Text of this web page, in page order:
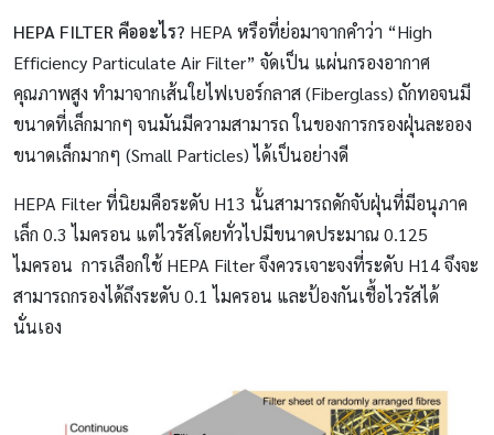
HEPA FILTER คืออะไร? HEPA หรือที่ย่อมาจากคำว่า “High
Efficiency Particulate Air Filter” จัดเป็น แผ่นกรองอากาศ
คุณภาพสูง ทำมาจากเส้นใยไฟเบอร์กลาส (Fiberglass) ถักทอจนมี
ขนาดที่เล็กมากๆ จนมันมีความสามารถ ในของการกรองฝุ่นละออง
ขนาดเล็กมากๆ (Small Particles) ได้เป็นอย่างดี
HEPA Filter ที่นิยมคือระดับ H13 นั้นสามารถดักจับฝุ่นที่มีอนุภาค
เล็ก 0.3 ไมครอน แต่ไวรัสโดยทั่วไปมีขนาดประมาณ 0.125
ไมครอน การเลือกใช้ HEPA Filter จึงควรเจาะจงที่ระดับ H14 จึงจะ
สามารถกรองได้ถึงระดับ 0.1 ไมครอน และป้องกันเชื้อไวรัสได้
นั่นเอง